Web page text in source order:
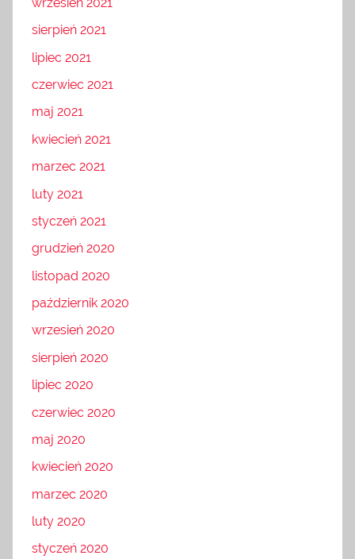
sierpień 2021
lipiec 2021
czerwiec 2021
maj 2021
kwiecień 2021
marzec 2021
luty 2021
styczeń 2021
grudzień 2020
listopad 2020
październik 2020
wrzesień 2020
sierpień 2020
lipiec 2020
czerwiec 2020
maj 2020
kwiecień 2020
marzec 2020
luty 2020
styczeń 2020